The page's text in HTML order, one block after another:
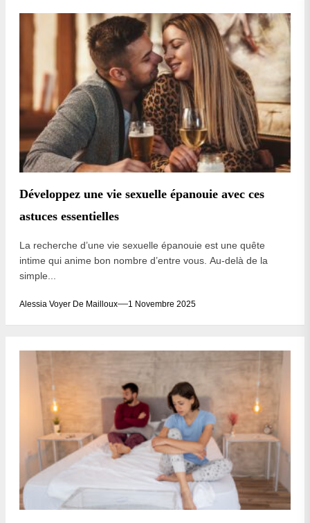
Développez une vie sexuelle épanouie avec ces
astuces essentielles
La recherche d’une vie sexuelle épanouie est une quête
intime qui anime bon nombre d’entre vous. Au-delà de la
simple...
Alessia Voyer De Mailloux 1 Novembre 2025